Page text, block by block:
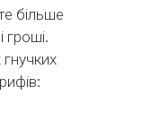
більше
гроші.